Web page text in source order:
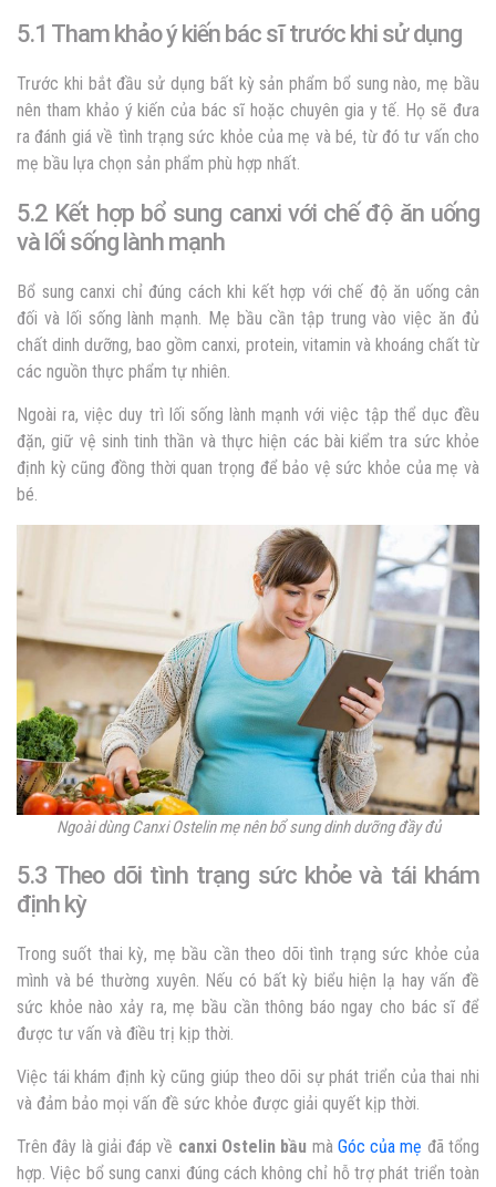
5.1 Tham khảo ý kiến bác sĩ trước khi sử dụng
Trước khi bắt đầu sử dụng bất kỳ sản phẩm bổ sung nào, mẹ bầu
nên tham khảo ý kiến của bác sĩ hoặc chuyên gia y tế. Họ sẽ đưa
ra đánh giá về tình trạng sức khỏe của mẹ và bé, từ đó tư vấn cho
mẹ bầu lựa chọn sản phẩm phù hợp nhất.
5.2 Kết hợp bổ sung canxi với chế độ ăn uống
và lối sống lành mạnh
Bổ sung canxi chỉ đúng cách khi kết hợp với chế độ ăn uống cân
đối và lối sống lành mạnh. Mẹ bầu cần tập trung vào việc ăn đủ
chất dinh dưỡng, bao gồm canxi, protein, vitamin và khoáng chất từ
các nguồn thực phẩm tự nhiên.
Ngoài ra, việc duy trì lối sống lành mạnh với việc tập thể dục đều
đặn, giữ vệ sinh tinh thần và thực hiện các bài kiểm tra sức khỏe
định kỳ cũng đồng thời quan trọng để bảo vệ sức khỏe của mẹ và
bé.
Ngoài dùng Canxi Ostelin mẹ nên bổ sung dinh dưỡng đầy đủ
5.3 Theo dõi tình trạng sức khỏe và tái khám
định kỳ
Trong suốt thai kỳ, mẹ bầu cần theo dõi tình trạng sức khỏe của
mình và bé thường xuyên. Nếu có bất kỳ biểu hiện lạ hay vấn đề
sức khỏe nào xảy ra, mẹ bầu cần thông báo ngay cho bác sĩ để
được tư vấn và điều trị kịp thời.
Việc tái khám định kỳ cũng giúp theo dõi sự phát triển của thai nhi
và đảm bảo mọi vấn đề sức khỏe được giải quyết kịp thời.
Trên đây là giải đáp về canxi Ostelin bầu mà Góc của mẹ đã tổng
hợp. Việc bổ sung canxi đúng cách không chỉ hỗ trợ phát triển toàn